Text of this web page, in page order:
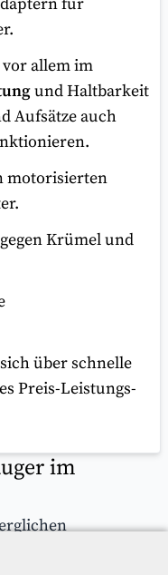
allem im
und Haltbarkeit
Aufsätze auch
motorisierten
Krümel und
über schnelle
Preis-Leistungs-
im